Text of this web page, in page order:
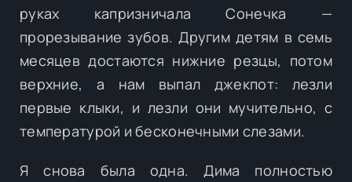
руках капризничала Сонечка —
прорезывание зубов. Другим детям в семь
месяцев достаются нижние резцы, потом
верхние, а нам выпал джекпот: лезли
первые клыки, и лезли они мучительно, с
температурой и бесконечными слезами.
Я снова была одна. Дима полностью